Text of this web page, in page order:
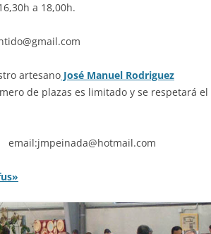
a 18,00h.
artesano José Manuel Rodriguez
de plazas es limitado y se respetará el
email:jmpeinada@hotmail.com